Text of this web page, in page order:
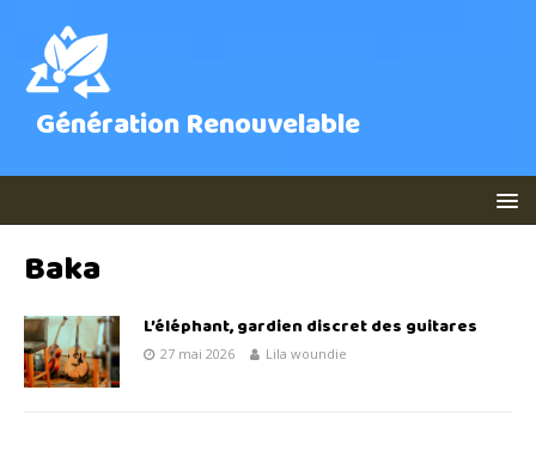
Génération Renouvelable
Baka
L’éléphant, gardien discret des guitares
27 mai 2026 Lila woundie